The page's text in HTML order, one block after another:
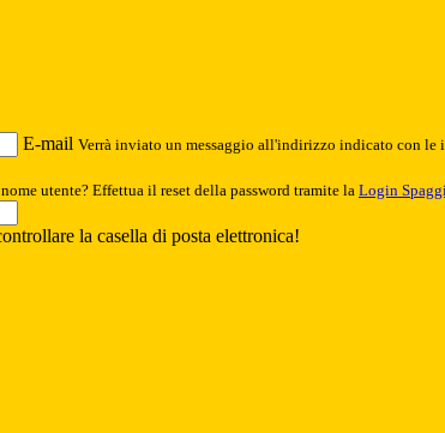
E-mail Verrà inviato un messaggio all'indirizzo indicato con le
utente? Effettua il reset della password tramite la Login
la casella di posta elettronica!